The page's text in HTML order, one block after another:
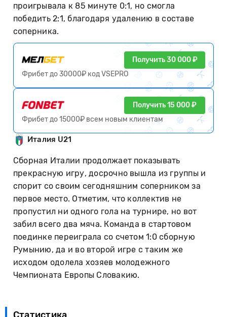
проигрывала к 85 минуте 0:1, но смогла
победить 2:1, благодаря удалению в составе
соперника.
Получить 30 000 ₽
Фрибет до 30000₽ код VSEPRO
Получить 15 000 ₽
Фрибет до 15000₽ всем новым клиентам
Италия U21
Сборная Италии продолжает показывать
прекрасную игру, досрочно вышла из группы и
спорит со своим сегодняшним соперником за
первое место. Отметим, что коллектив не
пропустил ни одного гола на турнире, но вот
забил всего два мяча. Команда в стартовом
поединке переиграла со счетом 1:0 сборную
Румынию, да и во второй игре с таким же
исходом одолела хозяев молодежного
Чемпионата Европы Словакию.